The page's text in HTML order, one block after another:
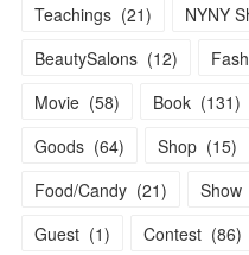
Teachings (21) NYNY
BeautySalons (12)
Movie (58) Book (131)
Goods (64) Shop (15)
Food/Candy (21) Show
Guest (1) Contest (86)